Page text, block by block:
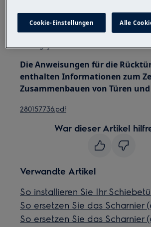
eine nicht professionelle Reparatur
haben kann, wenn sie nicht
durchgeführt wird
Die Anweisungen für die
enthalten Informationen zum
Zusammenbauen von Türen
280157736.pdf
War dieser Artikel
Verwandte Artikel
So installieren Sie Ihr
So ersetzen Sie das Scharnier
So ersetzen Sie das Scharnier
Cookie-Einstellungen Alle